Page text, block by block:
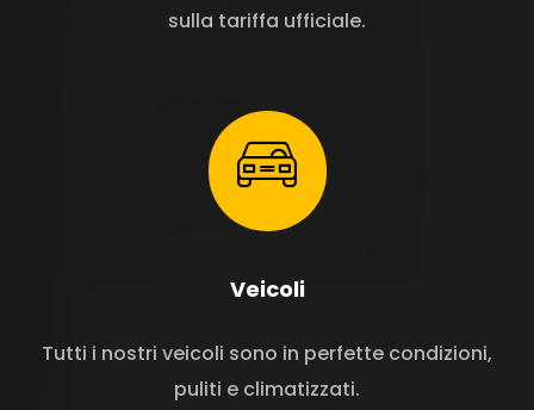
sulla tariffa ufficiale.
Veicoli
Tutti i nostri veicoli sono in perfette condizioni,
puliti e climatizzati.